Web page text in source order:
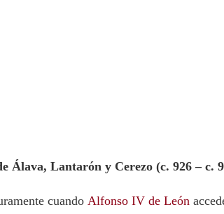
Álava, Lantarón y Cerezo (c. 926 – c.
cuando Alfonso IV de León